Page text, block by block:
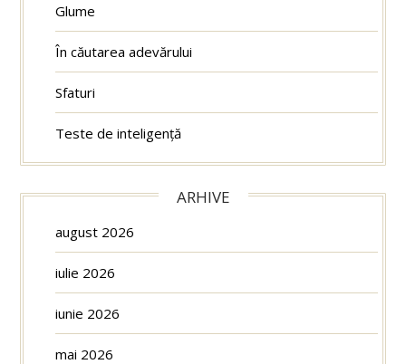
Glume
În căutarea adevărului
Sfaturi
Teste de inteligență
ARHIVE
august 2026
iulie 2026
iunie 2026
mai 2026